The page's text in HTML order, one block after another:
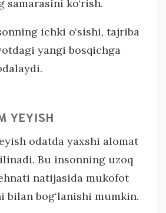
samarasini ko‘rish.
ichki o‘sishi, tajriba
yangi bosqichga
YEYISH
odatda yaxshi alomat
Bu insonning uzoq
natijasida mukofot
bilan bog‘lanishi mumkin.